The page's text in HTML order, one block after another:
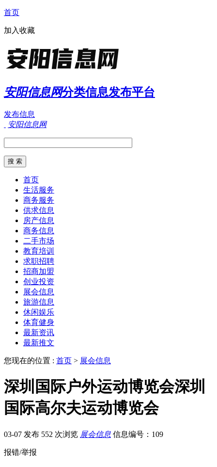
首页
加入收藏
安阳信息网分类信息发布平台
发布信息
安阳信息网
首页
生活服务
商务服务
供求信息
房产信息
商务信息
二手市场
教育培训
求职招聘
招商加盟
创业投资
展会信息
旅游信息
休闲娱乐
体育健身
最新资讯
最新推文
您现在的位置 : 首页 > 展会信息
深圳国际户外运动博览会深圳
国际高尔夫运动博览会
03-07 发布 552 次浏览 展会信息 信息编号：109
报错/举报